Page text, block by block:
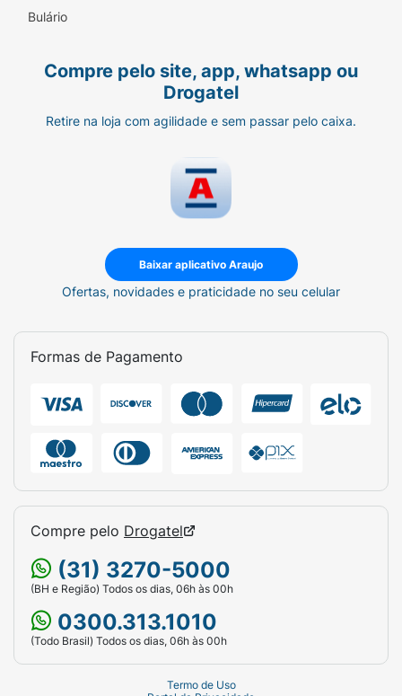
Bulário
Compre pelo site, app, whatsapp ou
Drogatel
Retire na loja com agilidade e sem passar pelo caixa.
Baixar aplicativo Araujo
Ofertas, novidades e praticidade no seu celular
Formas de Pagamento
Compre pelo Drogatel
(31) 3270-5000
(BH e Região) Todos os dias, 06h às 00h
0300.313.1010
(Todo Brasil) Todos os dias, 06h às 00h
Termo de Uso